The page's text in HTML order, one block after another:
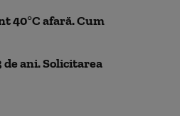
40°C afară. Cum
ani. Solicitarea